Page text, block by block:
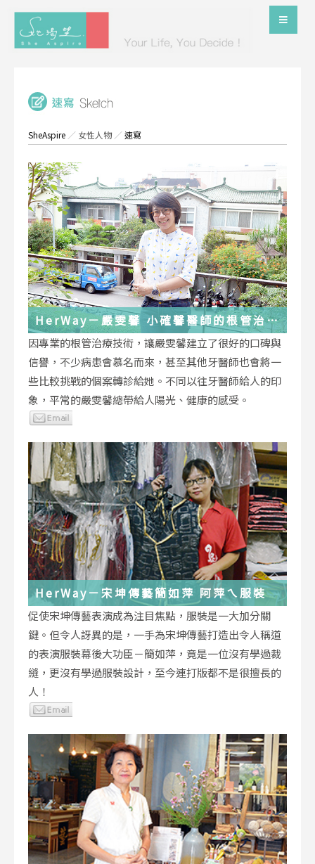
SheAspire ／ 女性人物／速寫
HerWay－嚴雯馨 小確馨醫師的根管治療
小確幸
因專業的根管治療技術，讓嚴雯馨建立了很好的口碑與
信譽，不少病患會慕名而來，甚至其他牙醫師也會將一
些比較挑戰的個案轉診給她。不同以往牙醫師給人的印
象，平常的嚴雯馨總帶給人陽光、健康的感受。
HerWay－宋坤傳藝簡如萍 阿萍ㄟ服裝
促使宋坤傳藝表演成為注目焦點，服裝是一大加分關
鍵。但令人訝異的是，一手為宋坤傳藝打造出令人稱道
的表演服裝幕後大功臣－簡如萍，竟是一位沒有學過裁
縫，更沒有學過服裝設計，至今連打版都不是很擅長的
人！